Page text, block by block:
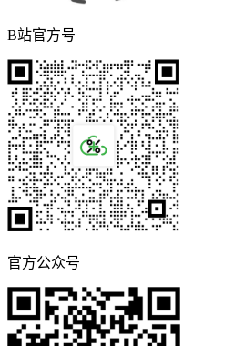
B站官方号
官方公众号